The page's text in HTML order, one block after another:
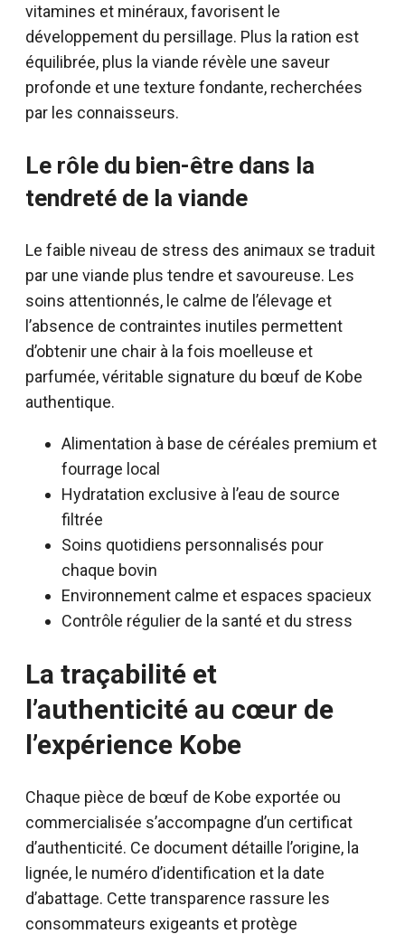
vitamines et minéraux, favorisent le
développement du persillage. Plus la ration est
équilibrée, plus la viande révèle une saveur
profonde et une texture fondante, recherchées
par les connaisseurs.
Le rôle du bien-être dans la
tendreté de la viande
Le faible niveau de stress des animaux se traduit
par une viande plus tendre et savoureuse. Les
soins attentionnés, le calme de l’élevage et
l’absence de contraintes inutiles permettent
d’obtenir une chair à la fois moelleuse et
parfumée, véritable signature du bœuf de Kobe
authentique.
Alimentation à base de céréales premium et
fourrage local
Hydratation exclusive à l’eau de source
filtrée
Soins quotidiens personnalisés pour
chaque bovin
Environnement calme et espaces spacieux
Contrôle régulier de la santé et du stress
La traçabilité et
l’authenticité au cœur de
l’expérience Kobe
Chaque pièce de bœuf de Kobe exportée ou
commercialisée s’accompagne d’un certificat
d’authenticité. Ce document détaille l’origine, la
lignée, le numéro d’identification et la date
d’abattage. Cette transparence rassure les
consommateurs exigeants et protège